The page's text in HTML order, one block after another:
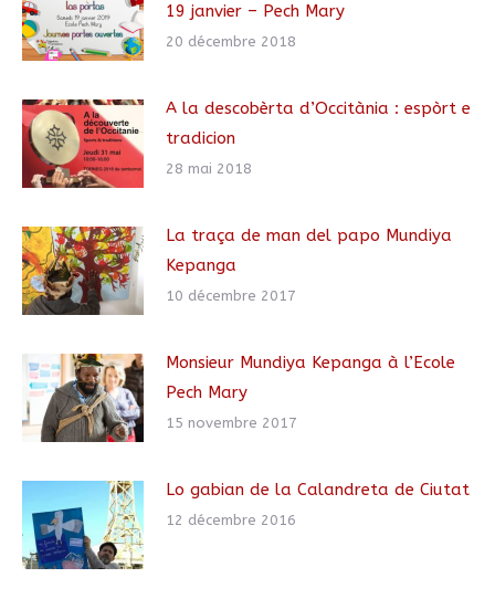
19 janvier – Pech Mary
20 décembre 2018
A la descobèrta d’Occitània : espòrt e
tradicion
28 mai 2018
La traça de man del papo Mundiya
Kepanga
10 décembre 2017
Monsieur Mundiya Kepanga à l’Ecole
Pech Mary
15 novembre 2017
Lo gabian de la Calandreta de Ciutat
12 décembre 2016